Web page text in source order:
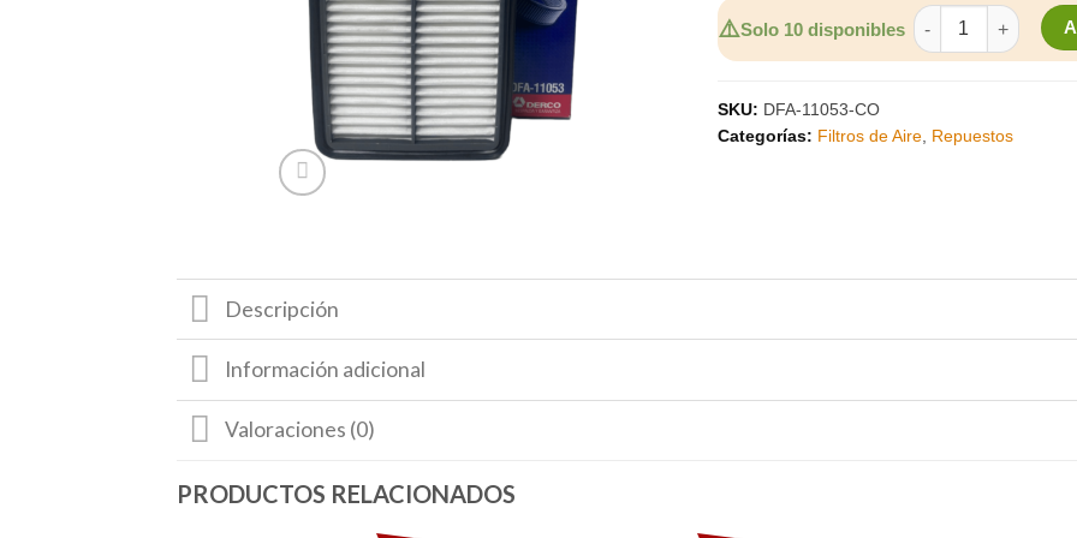
⚠️Solo 10 disponibles
FILTRO AIRE DGP
SKU: DFA-11053-CO
Categorías: Filtros de Aire Repuestos
Descripción
Información adicional
Valoraciones (0)